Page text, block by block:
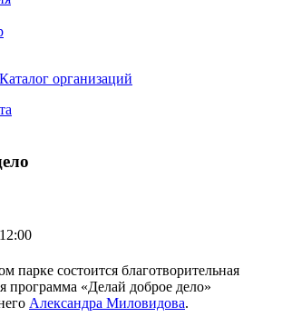
Каталог организаций
парке состоится благотворительная
программа «Делай доброе дело»
Александра Миловидова.